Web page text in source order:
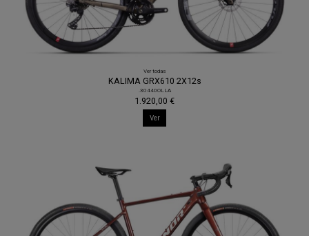
Ver todas
KALIMA GRX610 2X12s
.30440OLLA
1.920,00 €
Ver